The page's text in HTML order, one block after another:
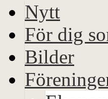
Nytt
För dig
Bilder